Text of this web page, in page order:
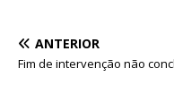
ANTERIOR
Fim de intervenção não